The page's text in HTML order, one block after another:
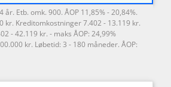
år. Etb. omk. 900. ÅOP 11,85% - 20,84%.
kr. Kreditomkostninger 7.402 - 13.119 kr.
- 42.119 kr. - maks ÅOP: 24,99%
kr. Løbetid: 3 - 180 måneder. ÅOP: